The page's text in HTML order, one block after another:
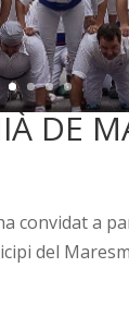
DE
convidat a
del